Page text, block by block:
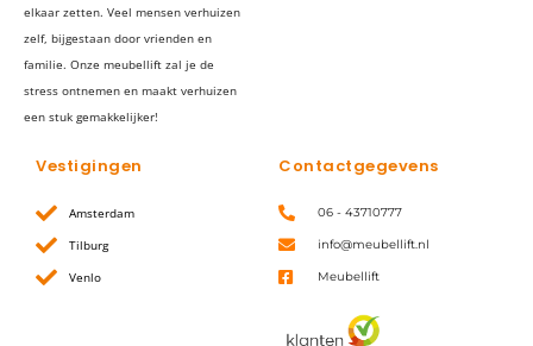
elkaar zetten. Veel mensen verhuizen
zelf, bijgestaan door vrienden en
familie. Onze meubellift zal je de
stress ontnemen en maakt verhuizen
een stuk gemakkelijker!
Vestigingen
Amsterdam
Tilburg
Venlo
Contactgegevens
06 - 43710777
info@meubellift.nl
Meubellift